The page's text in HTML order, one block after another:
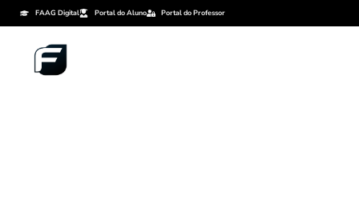
FAAG Digital Portal do Aluno Portal do Professor